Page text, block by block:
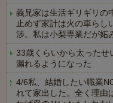
義兄家は生活ギリギリの
止めず家計は火の車らし
渉。私は小梨専業だが妬
33歳くらいから太ったせ
漏れるようになった
4/6私、結婚したい職業
れて家出した。全く理由